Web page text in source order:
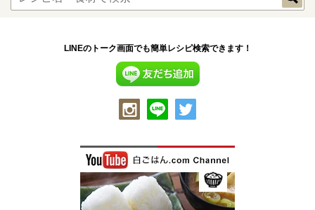
LINEのトーク画面でも簡単レシピ検索できます！